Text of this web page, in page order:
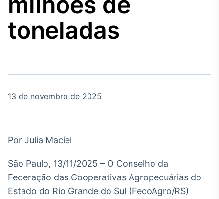
Agro
Tudo sobre o
agronegócio
Broadcast
Energia
energia elétrica
no Brasil
toneladas
13 de novembro de 2025
Por Julia Maciel
São Paulo, 13/11/2025 – O Conselho da
Federação das Cooperativas Agropecuárias do
Estado do Rio Grande do Sul (FecoAgro/RS)